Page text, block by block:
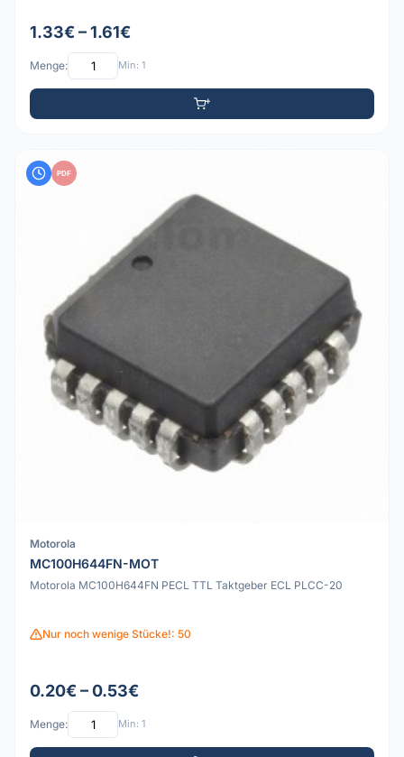
1.33€ – 1.61€
Menge: Min: 1
PDF
Motorola
MC100H644FN-MOT
Motorola MC100H644FN PECL TTL Taktgeber ECL PLCC-20
Nur noch wenige Stücke!: 50
0.20€ – 0.53€
Menge: Min: 1